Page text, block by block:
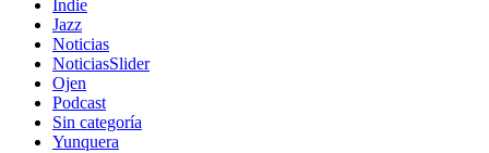
Indie
Jazz
Noticias
NoticiasSlider
Ojen
Podcast
Sin categoría
Yunquera